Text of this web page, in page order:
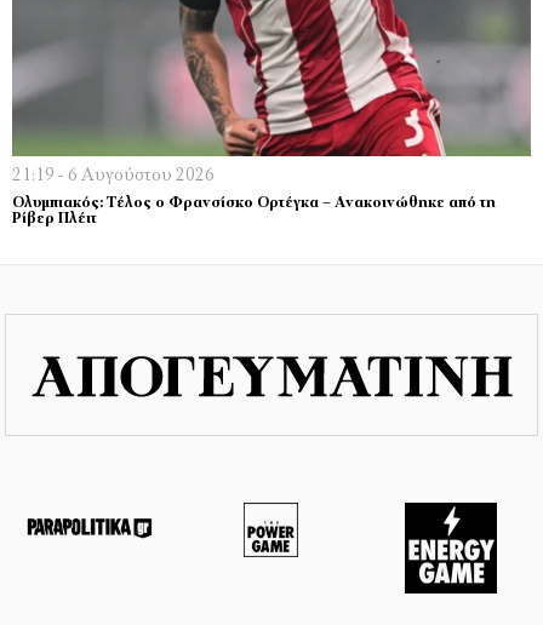
21:19 - 6 Αυγούστου 2026
Ολυμπιακός: Τέλος ο Φρανσίσκο Ορτέγκα – Ανακοινώθηκε από τη
Ρίβερ Πλέιτ